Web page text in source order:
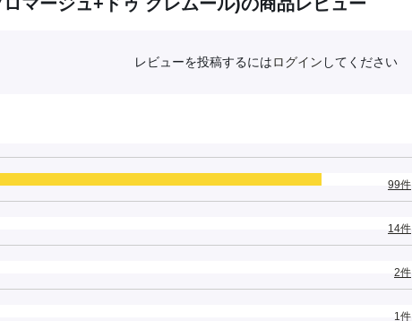
レビューを投稿するにはログイン してください
99件
14件
2件
1件